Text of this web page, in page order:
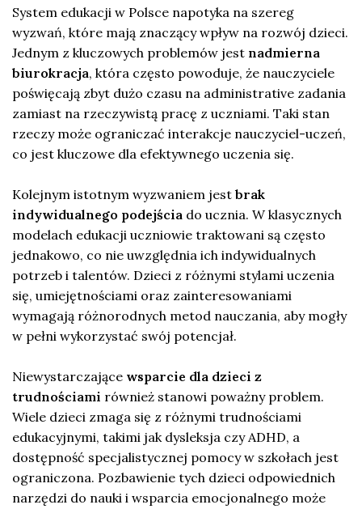
System edukacji w Polsce napotyka na szereg
wyzwań, które mają znaczący wpływ na rozwój dzieci.
Jednym z kluczowych problemów jest nadmierna
biurokracja, która często powoduje, że nauczyciele
poświęcają zbyt dużo czasu na administrative zadania
zamiast na rzeczywistą pracę z uczniami. Taki stan
rzeczy może ograniczać interakcje nauczyciel-uczeń,
co jest kluczowe dla efektywnego uczenia się.
Kolejnym istotnym wyzwaniem jest brak
indywidualnego podejścia do ucznia. W klasycznych
modelach edukacji uczniowie traktowani są często
jednakowo, co nie uwzględnia ich indywidualnych
potrzeb i talentów. Dzieci z różnymi stylami uczenia
się, umiejętnościami oraz zainteresowaniami
wymagają różnorodnych metod nauczania, aby mogły
w pełni wykorzystać swój potencjał.
Niewystarczające wsparcie dla dzieci z
trudnościami również stanowi poważny problem.
Wiele dzieci zmaga się z różnymi trudnościami
edukacyjnymi, takimi jak dysleksja czy ADHD, a
dostępność specjalistycznej pomocy w szkołach jest
ograniczona. Pozbawienie tych dzieci odpowiednich
narzędzi do nauki i wsparcia emocjonalnego może